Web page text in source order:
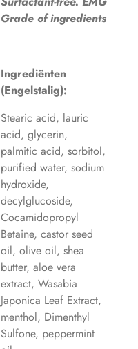
Grade of ingredients
Ingrediënten
(Engelstalig):
Stearic acid, lauric
acid, glycerin,
palmitic acid, sorbitol,
purified water, sodium
hydroxide,
decylglucoside,
Cocamidopropyl
Betaine, castor seed
oil, olive oil, shea
butter, aloe vera
extract, Wasabia
Japonica Leaf Extract,
menthol, Dimenthyl
Sulfone, peppermint